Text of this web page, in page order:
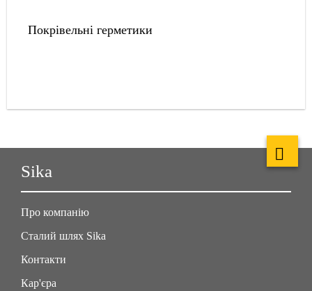
Покрівельні герметики
Sika
Про компанію
Сталий шлях Sika
Контакти
Кар'єра